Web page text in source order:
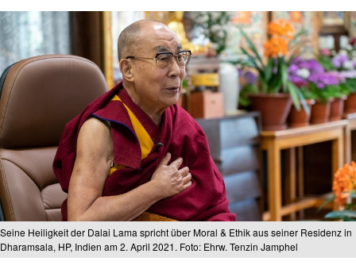
Seine Heiligkeit der Dalai Lama spricht über Moral & Ethik aus seiner Residenz in
Dharamsala, HP, Indien am 2. April 2021. Foto: Ehrw. Tenzin Jamphel